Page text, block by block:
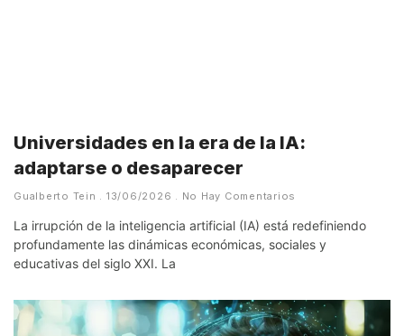
Universidades en la era de la IA:
adaptarse o desaparecer
Gualberto Tein 13/06/2026 No Hay Comentarios
La irrupción de la inteligencia artificial (IA) está redefiniendo
profundamente las dinámicas económicas, sociales y
educativas del siglo XXI. La